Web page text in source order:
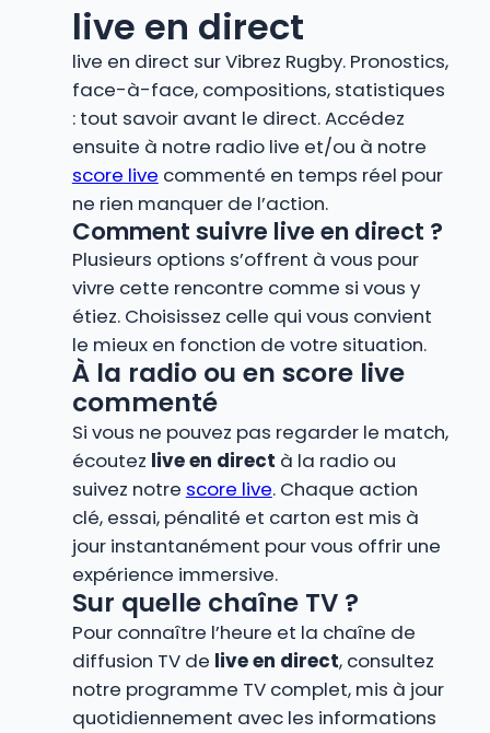
live en direct
live en direct sur Vibrez Rugby. Pronostics,
face-à-face, compositions, statistiques
: tout savoir avant le direct. Accédez
ensuite à notre radio live et/ou à notre
score live commenté en temps réel pour
ne rien manquer de l’action.
Comment suivre live en direct ?
Plusieurs options s’offrent à vous pour
vivre cette rencontre comme si vous y
étiez. Choisissez celle qui vous convient
le mieux en fonction de votre situation.
À la radio ou en score live
commenté
Si vous ne pouvez pas regarder le match,
écoutez live en direct à la radio ou
suivez notre score live. Chaque action
clé, essai, pénalité et carton est mis à
jour instantanément pour vous offrir une
expérience immersive.
Sur quelle chaîne TV ?
Pour connaître l’heure et la chaîne de
diffusion TV de live en direct, consultez
notre programme TV complet, mis à jour
quotidiennement avec les informations